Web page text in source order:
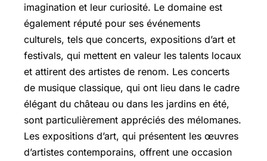
imagination et leur curiosité. Le domaine est
également réputé pour ses événements
culturels, tels que concerts, expositions d’art et
festivals, qui mettent en valeur les talents locaux
et attirent des artistes de renom. Les concerts
de musique classique, qui ont lieu dans le cadre
élégant du château ou dans les jardins en été,
sont particulièrement appréciés des mélomanes.
Les expositions d’art, qui présentent les œuvres
d’artistes contemporains, offrent une occasion